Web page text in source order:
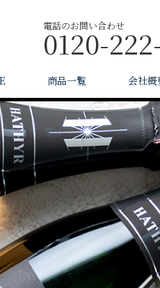
電話のお問い合わせ
0120-
商品一覧 会社概